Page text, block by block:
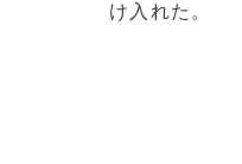
け入れた。